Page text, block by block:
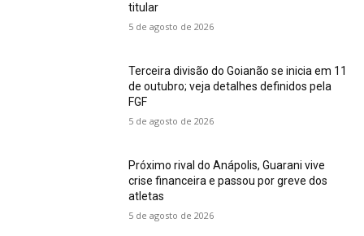
titular
5 de agosto de 2026
Terceira divisão do Goianão se inicia em 11
de outubro; veja detalhes definidos pela
FGF
5 de agosto de 2026
Próximo rival do Anápolis, Guarani vive
crise financeira e passou por greve dos
atletas
5 de agosto de 2026